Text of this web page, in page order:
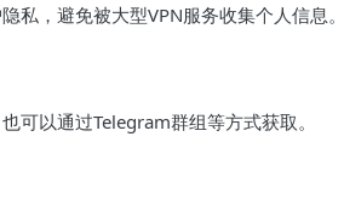
，避免被大型VPN服务收集个人信息。
可以通过Telegram群组等方式获取。